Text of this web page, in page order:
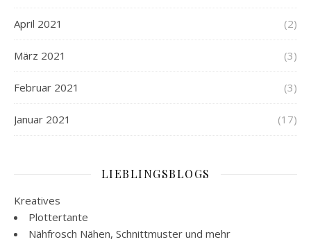
April 2021 (2)
März 2021 (3)
Februar 2021 (3)
Januar 2021 (17)
LIEBLINGSBLOGS
Kreatives
Plottertante
Nähfrosch Nähen, Schnittmuster und mehr